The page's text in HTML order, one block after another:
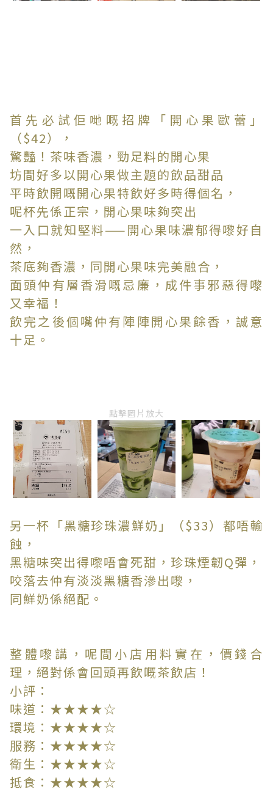
首先必試佢哋嘅招牌「開心果歐蕾」
（$42），
驚豔！茶味香濃，勁足料的開心果
坊間好多以開心果做主題的飲品甜品
平時飲開嘅開心果特飲好多時得個名，
呢杯先係正宗，開心果味夠突出
一入口就知堅料——開心果味濃郁得嚟好自
然，
茶底夠香濃，同開心果味完美融合，
面頭仲有層香滑嘅忌廉，成件事邪惡得嚟
又幸福！
飲完之後個嘴仲有陣陣開心果餘香，誠意
十足。
點擊圖片放大
另一杯「黑糖珍珠濃鮮奶」（$33）都唔輸
蝕，
黑糖味突出得嚟唔會死甜，珍珠煙韌Q彈，
咬落去仲有淡淡黑糖香滲出嚟，
同鮮奶係絕配。
整體嚟講，呢間小店用料實在，價錢合
理，絕對係會回頭再飲嘅茶飲店！
小評：
味道：★★★★☆
環境：★★★★☆
服務：★★★★☆
衛生：★★★★☆
抵食：★★★★☆